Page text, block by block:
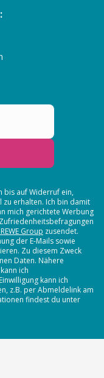
bis auf Widerruf ein,
zu erhalten. Ich bin damit
mich gerichtete Werbung
Group zusendet.
der E-Mails sowie
Zu diesem Zweck
Daten. Nähere
ich
kann ich
z.B. per Abmeldelink am
findest du unter